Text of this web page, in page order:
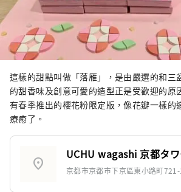
這樣的甜點叫做「落雁」，是由嚴選的和三
的甜香味及創意可愛的造型正是受歡迎的原
有春季推出的櫻花粉限定版，像花瓣一樣的
療癒了。
location_on
UCHU wagashi 京都タ
京都市京都市下京區東小路町